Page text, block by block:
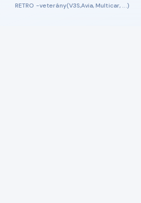
RETRO -veterány(V3S,Avia, Multicar, ...)